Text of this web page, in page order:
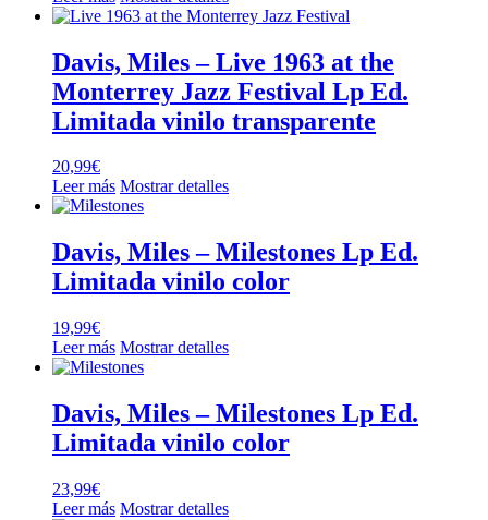
Davis, Miles – Live 1963 at the
Monterrey Jazz Festival Lp Ed.
Limitada vinilo transparente
20,99€
Leer más Mostrar detalles
Davis, Miles – Milestones Lp Ed.
Limitada vinilo color
19,99€
Leer más Mostrar detalles
Davis, Miles – Milestones Lp Ed.
Limitada vinilo color
23,99€
Leer más Mostrar detalles